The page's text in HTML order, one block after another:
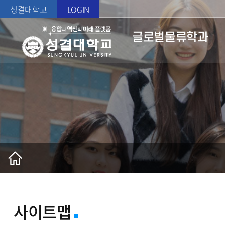
성결대학교 LOGIN
글로벌물류학과
사이트맵